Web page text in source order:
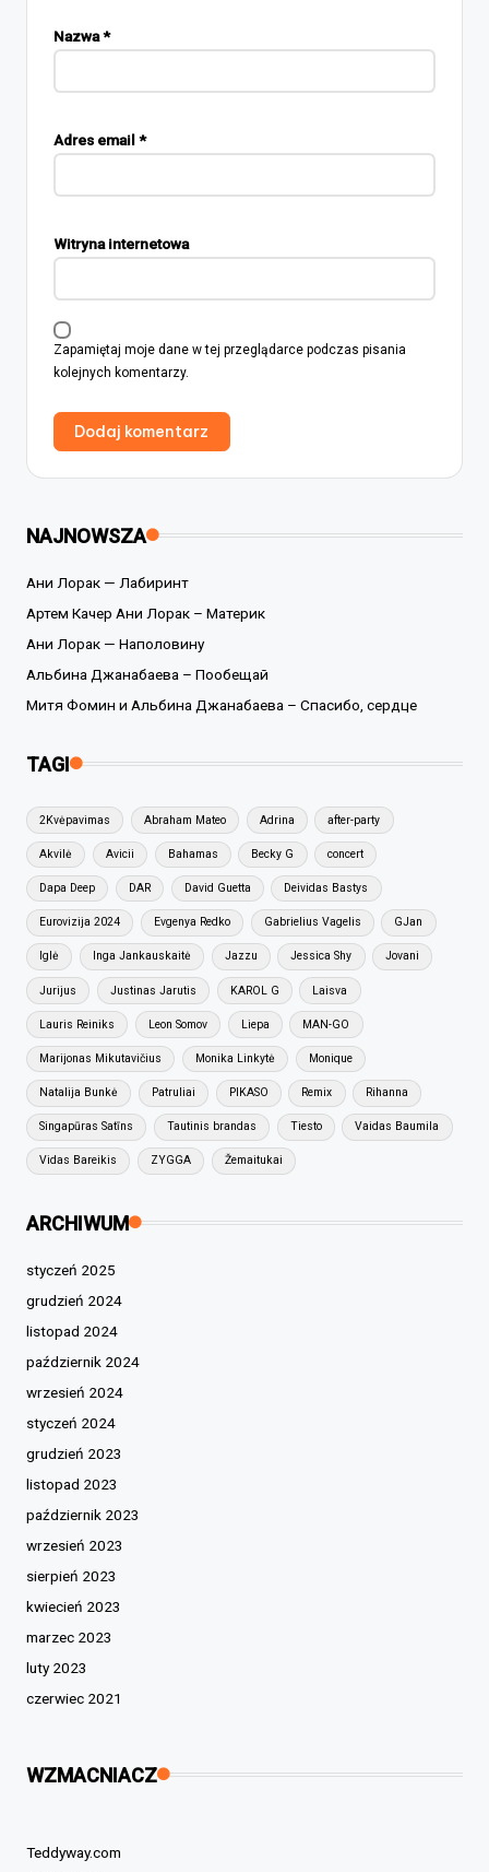
Nazwa*
Adres email *
Witryna internetowa
Zapamiętaj moje dane w tej przeglądarce podczas pisania
kolejnych komentarzy.
NAJNOWSZA
Ани Лорак — Лабиринт
Артем Качер Ани Лорак – Материк
Ани Лорак — Наполовину
Альбина Джанабаева – Пообещай
Митя Фомин и Альбина Джанабаева – Спасибо, сердце
TAGI
2Kvėpavimas Abraham Mateo Adrina after-party
Akvilė Avicii Bahamas Becky G concert
Dapa Deep DAR David Guetta Deividas Bastys
Eurovizija 2024 Evgenya Redko Gabrielius Vagelis GJan
Iglė Inga Jankauskaitė Jazzu Jessica Shy Jovani
Jurijus Justinas Jarutis KAROL G Laisva
Lauris Reiniks Leon Somov Liepa MAN-GO
Marijonas Mikutavičius Monika Linkytė Monique
Natalija Bunkė Patruliai PIKASO Remix Rihanna
Singapūras Satīns Tautinis brandas Tiesto Vaidas Baumila
Vidas Bareikis ZYGGA Žemaitukai
ARCHIWUM
styczeń 2025
grudzień 2024
listopad 2024
październik 2024
wrzesień 2024
styczeń 2024
grudzień 2023
listopad 2023
październik 2023
wrzesień 2023
sierpień 2023
kwiecień 2023
marzec 2023
luty 2023
czerwiec 2021
WZMACNIACZ
Teddyway.com